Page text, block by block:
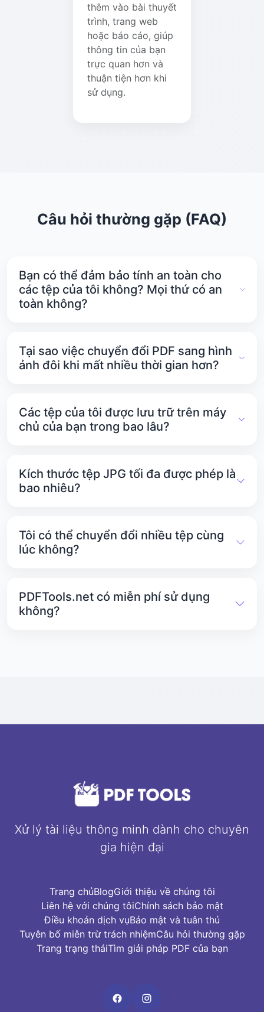
thêm vào bài thuyết
trình, trang web
hoặc báo cáo, giúp
thông tin của bạn
trực quan hơn và
thuận tiện hơn khi
sử dụng.
Câu hỏi thường gặp (FAQ)
Bạn có thể đảm bảo tính an toàn cho
các tệp của tôi không? Mọi thứ có an
toàn không?
bảo mật của bạn. Tất cả các tệp của bạn đều
được lưu trữ trên các máy chủ an toàn và được
bảo vệ khỏi truy cập trái phép.
Tại sao việc chuyển đổi PDF sang hình
ảnh đôi khi mất nhiều thời gian hơn?
thể mất nhiều thời gian hơn. Điều này xảy ra do hệ
thống phải xử lý và nén dữ liệu.
Các tệp của tôi được lưu trữ trên máy
chủ của bạn trong bao lâu?
PDFTools.net trong 1 giờ. Sau đó, chúng sẽ tự
động bị xóa để bảo mật dữ liệu của bạn.
Kích thước tệp JPG tối đa được phép là
bao nhiêu?
Không thể tải lên hoặc chuyển đổi các tệp lớn hơn
kích thước này.
Tôi có thể chuyển đổi nhiều tệp cùng
lúc không?
tệp PDF thành hình ảnh cùng lúc mà không gặp
bất kỳ vấn đề gì..
PDFTools.net có miễn phí sử dụng
không?
Xử lý tài liệu thông minh dành cho chuyên
gia hiện đại
Trang chủBlogGiới thiệu về chúng tôi
Liên hệ với chúng tôiChính sách bảo mật
Điều khoản dịch vụBảo mật và tuân thủ
Tuyên bố miễn trừ trách nhiệmCâu hỏi thường gặp
Trang trạng tháiTìm giải pháp PDF của bạn